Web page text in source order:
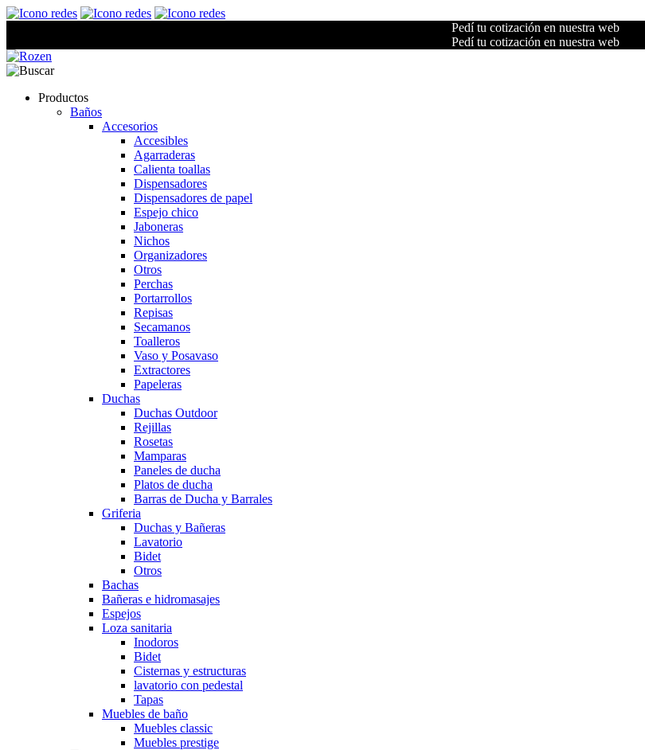
Pedí tu cotización en nuestra web
Pedí tu cotización en nuestra web
Productos
Baños
Accesorios
Accesibles
Agarraderas
Calienta toallas
Dispensadores
Dispensadores de papel
Espejo chico
Jaboneras
Nichos
Organizadores
Otros
Perchas
Portarrollos
Repisas
Secamanos
Toalleros
Vaso y Posavaso
Extractores
Papeleras
Duchas
Duchas Outdoor
Rejillas
Rosetas
Mamparas
Paneles de ducha
Platos de ducha
Barras de Ducha y Barrales
Griferia
Duchas y Bañeras
Lavatorio
Bidet
Otros
Bachas
Bañeras e hidromasajes
Espejos
Loza sanitaria
Inodoros
Bidet
Cisternas y estructuras
lavatorio con pedestal
Tapas
Muebles de baño
Muebles classic
Muebles prestige